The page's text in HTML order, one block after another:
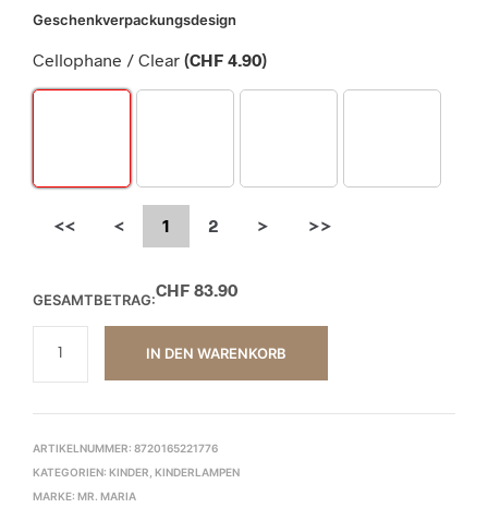
Geschenkverpackungsdesign
Cellophane / Clear (CHF 4.90)
<< < 1 2 > >>
GESAMTBETRAG:CHF 83.90
IN DEN WARENKORB
ARTIKELNUMMER: 8720165221776
KATEGORIEN: KINDER KINDERLAMPEN
MARKE: MR. MARIA